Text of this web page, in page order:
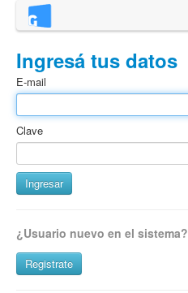
Ingresá tus datos
E-mail
Clave
¿Usuario nuevo en el sistema?
Registrate